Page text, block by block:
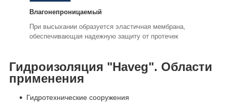
Влагонепроницаемый
При высыхании образуется эластичная мембрана,
обеспечивающая надежную защиту от протечек
Гидроизоляция "Haveg". Области
применения
Гидротехнические сооружения